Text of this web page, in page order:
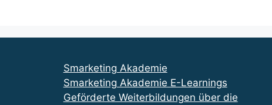
Smarketing Akademie
Smarketing Akademie E-Learnings
Geförderte Weiterbildungen über die